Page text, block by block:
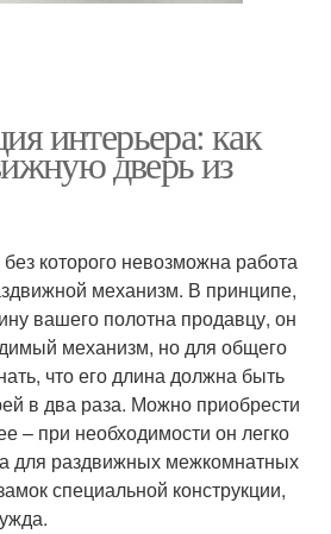
интерьера: как
дверь из
которого невозможна работа
механизм. В принципе,
вашего полотна продавцу, он
механизм, но для общего
что его длина должна быть
в два раза. Можно приобрести
– при необходимости он легко
для раздвижных межкомнатных
специальной конструкции,